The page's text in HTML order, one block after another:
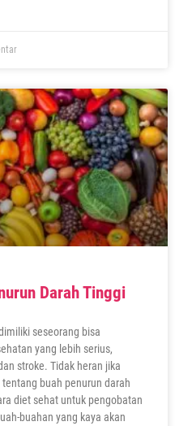
Darah Tinggi
seseorang bisa
yang lebih serius,
stroke. Tidak heran jika
buah penurun darah
diet sehat untuk pengobatan
buahan yang kaya akan